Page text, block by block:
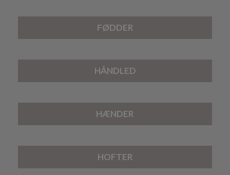
FØDDER
HÅNDLED
HÆNDER
HOFTER